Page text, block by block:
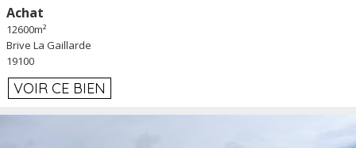
Achat
12600m²
Brive La Gaillarde
19100
VOIR CE BIEN